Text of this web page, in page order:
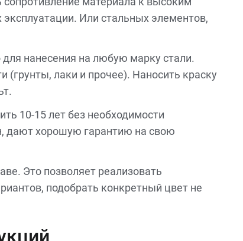
Или стальных элементов,
нанесения на любую марку стали.
лаки и прочее). Наносить краску
10-15 лет без необходимости
дают хорошую гарантию на свою
Это позволяет реализовать
подобрать конкретный цвет не